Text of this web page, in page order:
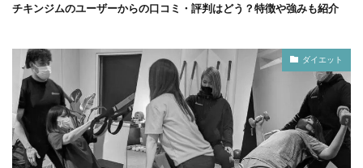
チキンジムのユーザーからの口コミ・評判はどう？特徴や強みも紹介
ダイエット